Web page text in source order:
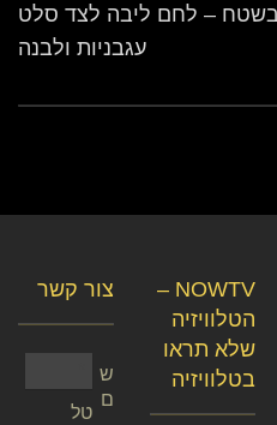
בשטח – לחם ליבה לצד סלט
עגבניות ולבנה
צור קשר
ש
ם
טל
NOWTV –
הטלוויזיה
שלא תראו
בטלוויזיה